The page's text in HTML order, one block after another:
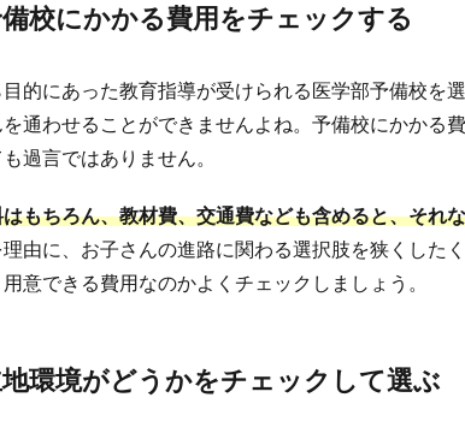
校にかかる費用をチェックする
的にあった教育指導が受けられる医学部予備校を
通わせることができませんよね。予備校にかかる
過言ではありません。
もちろん、教材費、交通費なども含めると、それ
由に、お子さんの進路に関わる選択肢を狭くした
意できる費用なのかよくチェックしましょう。
環境がどうかをチェックして選ぶ